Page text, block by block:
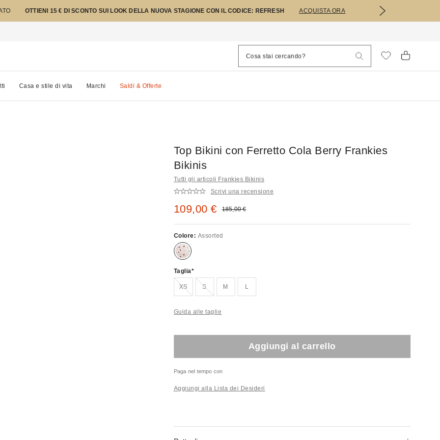
OTTIENI 15 € DI SCONTO SUI LOOK DELLA NUOVA STAGIONE CON IL CODICE: REFRESH ACQUISTA ORA
Casa e stile di vita Marchi Saldi & Offerte
Top Bikini con Ferretto Cola Berry Frankies
Bikinis
Tutti gli articoli Frankies Bikinis
Scrivi una recensione
Prezzo di vendita:
109,00 € Prezzo originale:
185,00 €
Colore: Assorted
Taglia
XSEsaurito!
SEsaurito!
M L
Guida alle taglie
Aggiungi al carrello
Paga nel tempo con
Aggiungi alla Lista dei Desideri